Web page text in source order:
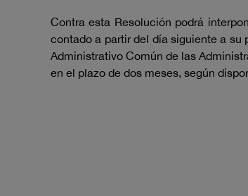
Contra esta Resolución podrá
contado a partir del día siguiente a
Administrativo Común de las
en el plazo de dos meses, según